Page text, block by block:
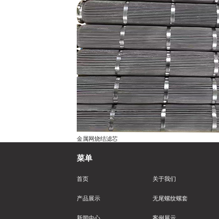
金属网烧结滤芯
菜单
首页 关于我们
产品展示 无尾螺纹螺套